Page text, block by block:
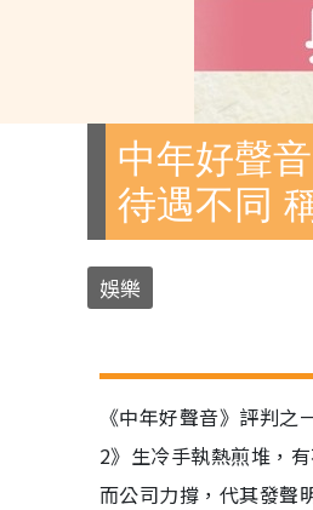
中年好聲
待遇不同
娛樂
《中年好聲音》評判
2》生冷手執熱煎堆，
而公司力撐，代其發聲